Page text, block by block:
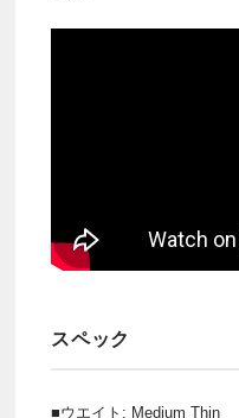
スペック
■ウエイト: Medium Thin